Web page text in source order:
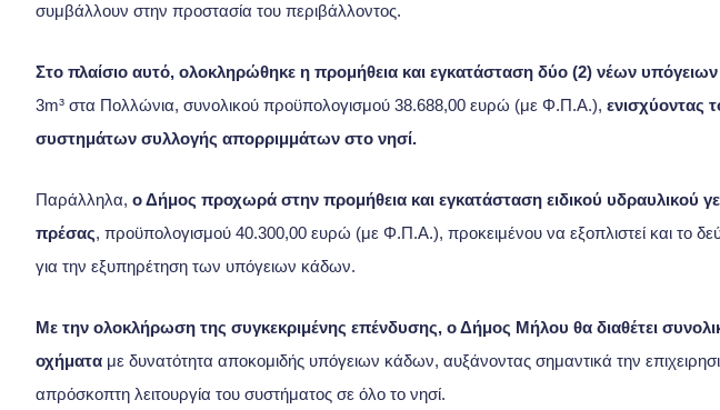
συμβάλλουν στην προστασία του περιβάλλοντος.
Στο πλαίσιο αυτό, ολοκληρώθηκε η προμήθεια και εγκατάσταση δύο (2) νέων
3m³ στα Πολλώνια, συνολικού προϋπολογισμού 38.688,00 ευρώ (με Φ.Π.Α.), ενισχύοντας
συστημάτων συλλογής απορριμμάτων στο νησί.
Παράλληλα, ο Δήμος προχωρά στην προμήθεια και εγκατάσταση ειδικού υδραυλικού
πρέσας, προϋπολογισμού 40.300,00 ευρώ (με Φ.Π.Α.), προκειμένου να εξοπλιστεί και το
για την εξυπηρέτηση των υπόγειων κάδων.
Με την ολοκλήρωση της συγκεκριμένης επένδυσης, ο Δήμος Μήλου θα διαθέτει
οχήματα με δυνατότητα αποκομιδής υπόγειων κάδων, αυξάνοντας σημαντικά την
απρόσκοπτη λειτουργία του συστήματος σε όλο το νησί.